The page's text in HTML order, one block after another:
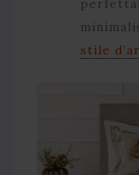
stile